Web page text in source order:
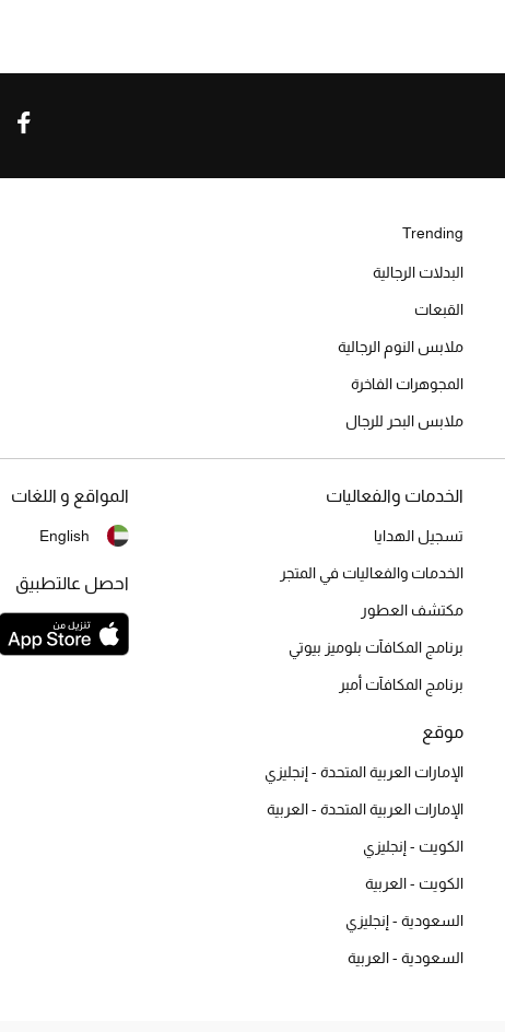
Trending
البدلات الرجالية
القبعات
ملابس النوم الرجالية
المجوهرات الفاخرة
ملابس البحر للرجال
الخدمات والفعاليات
تسجيل الهدايا
الخدمات والفعاليات في المتجر
مكتشف العطور
برنامج المكافآت بلوميز بيوتي
برنامج المكافآت أمبر
موقع
الإمارات العربية المتحدة - إنجليزي
الإمارات العربية المتحدة - العربية
الكويت - إنجليزي
الكويت - العربية
السعودية - إنجليزي
السعودية - العربية
المواقع و اللغات
English
احصل عالتطبيق